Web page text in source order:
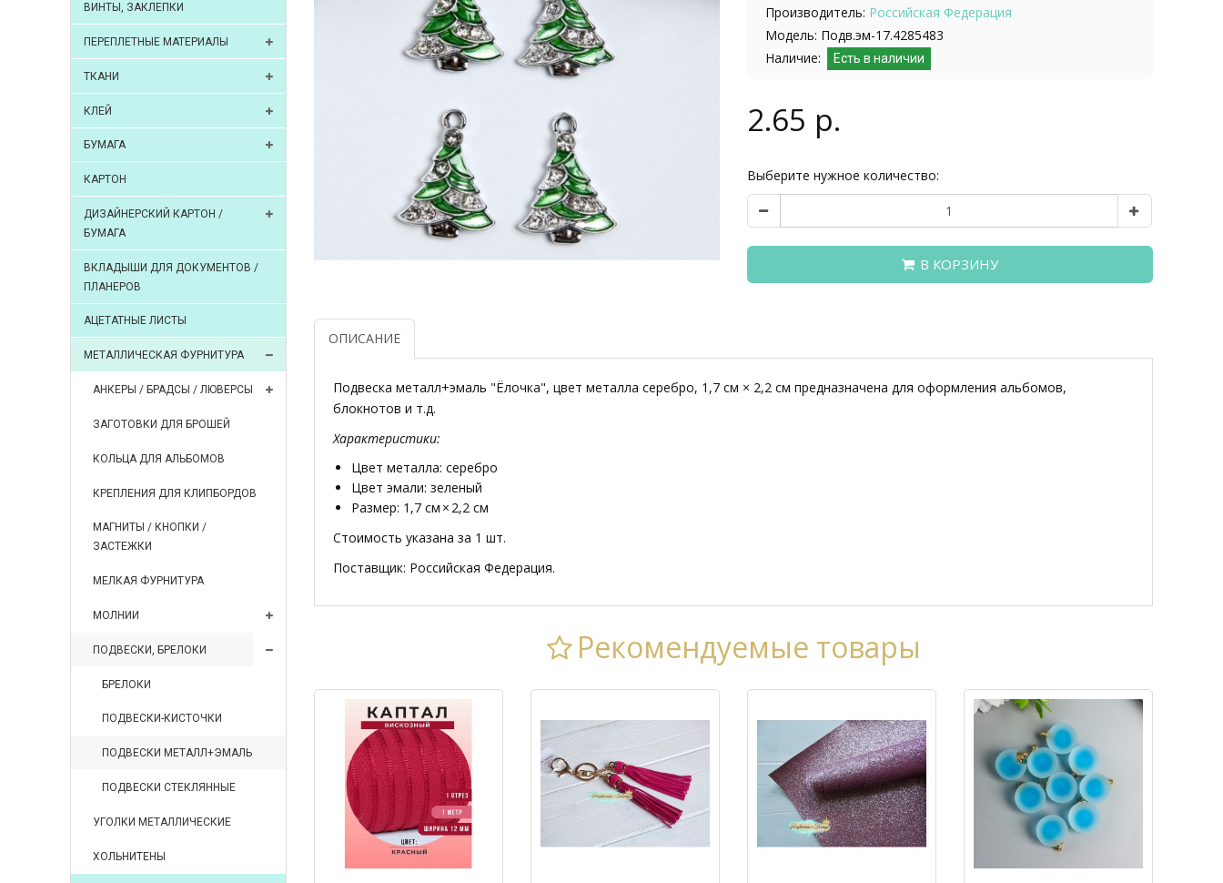
ВИНТЫ, ЗАКЛЕПКИ
ПЕРЕПЛЕТНЫЕ МАТЕРИАЛЫ
ТКАНИ
КЛЕЙ
БУМАГА
КАРТОН
ДИЗАЙНЕРСКИЙ КАРТОН /
БУМАГА
ВКЛАДЫШИ ДЛЯ ДОКУМЕНТОВ /
ПЛАНЕРОВ
АЦЕТАТНЫЕ ЛИСТЫ
МЕТАЛЛИЧЕСКАЯ ФУРНИТУРА
АНКЕРЫ / БРАДСЫ / ЛЮВЕРСЫ
ЗАГОТОВКИ ДЛЯ БРОШЕЙ
КОЛЬЦА ДЛЯ АЛЬБОМОВ
КРЕПЛЕНИЯ ДЛЯ КЛИПБОРДОВ
МАГНИТЫ / КНОПКИ /
ЗАСТЕЖКИ
МЕЛКАЯ ФУРНИТУРА
МОЛНИИ
ПОДВЕСКИ, БРЕЛОКИ
БРЕЛОКИ
ПОДВЕСКИ-КИСТОЧКИ
ПОДВЕСКИ МЕТАЛЛ+ЭМАЛЬ
ПОДВЕСКИ СТЕКЛЯННЫЕ
УГОЛКИ МЕТАЛЛИЧЕСКИЕ
ХОЛЬНИТЕНЫ
Производитель: Российская Федерация
Модель: Подв.эм-17.4285483
Наличие:
Есть в наличии
2.65 р.
Выберите нужное количество:
В КОРЗИНУ
ОПИСАНИЕ
Подвеска металл+эмаль "Ёлочка", цвет металла серебро, 1,7 см × 2,2 см предназначена для оформления альбомов,
блокнотов и т.д.
Характеристики:
Цвет металла: серебро
Цвет эмали: зеленый
Размер: 1,7 см × 2,2 см
Стоимость указана за 1 шт.
Поставщик: Российская Федерация.
Рекомендуемые товары